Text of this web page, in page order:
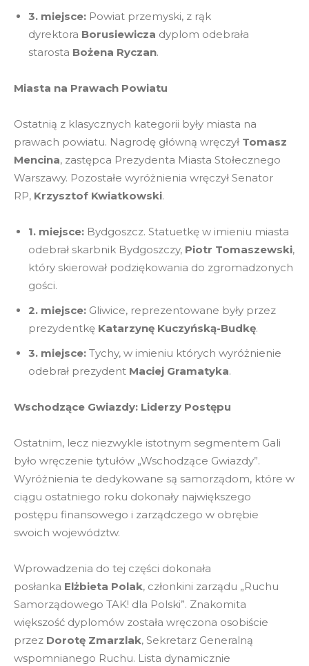
3. miejsce: Powiat przemyski, z rąk
dyrektora Borusiewicza dyplom odebrała
starosta Bożena Ryczan.
Miasta na Prawach Powiatu
Ostatnią z klasycznych kategorii były miasta na
prawach powiatu. Nagrodę główną wręczył Tomasz
Mencina, zastępca Prezydenta Miasta Stołecznego
Warszawy. Pozostałe wyróżnienia wręczył Senator
RP, Krzysztof Kwiatkowski.
1. miejsce: Bydgoszcz. Statuetkę w imieniu miasta
odebrał skarbnik Bydgoszczy, Piotr Tomaszewski,
który skierował podziękowania do zgromadzonych
gości.
2. miejsce: Gliwice, reprezentowane były przez
prezydentkę Katarzynę Kuczyńską-Budkę.
3. miejsce: Tychy, w imieniu których wyróżnienie
odebrał prezydent Maciej Gramatyka.
Wschodzące Gwiazdy: Liderzy Postępu
Ostatnim, lecz niezwykle istotnym segmentem Gali
było wręczenie tytułów „Wschodzące Gwiazdy”.
Wyróżnienia te dedykowane są samorządom, które w
ciągu ostatniego roku dokonały największego
postępu finansowego i zarządczego w obrębie
swoich województw.
Wprowadzenia do tej części dokonała
posłanka Elżbieta Polak, członkini zarządu „Ruchu
Samorządowego TAK! dla Polski”. Znakomita
większość dyplomów została wręczona osobiście
przez Dorotę Zmarzlak, Sekretarz Generalną
wspomnianego Ruchu. Lista dynamicznie